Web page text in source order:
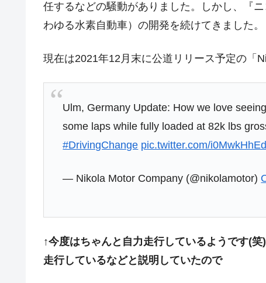
『Money1』 韓国『国民年金公団』株価暴落で200兆
『Money1』 韓国「橋が落ちました」⇒ 耐久性「な
『Money1』 韓国鉄鋼最大手『POSCO』ズブズブ
Fact1 日本の誇る海洋資源調査船『白嶺』は先進技
Fact1 夏の甲子園、優勝校を最も多く輩出している
Fact1 今話題の「楽天ライオンズ」とは？
Fact1 日本人マスターズ挑戦の歴史。松山以前に最
任するなどの騒動がありました。しかし、『
わゆる水素自動車）の開発を続けてきました。
現在は2021年12月末に公道リリース予定の「
Ulm, Germany Update: How we love
some laps while fully loaded at 82k lbs
#DrivingChange pic.twitter.com/
— Nikola Motor Company (@nikolamotor)
↑今度はちゃんと自力走行しているようです(
走行しているなどと説明していたので